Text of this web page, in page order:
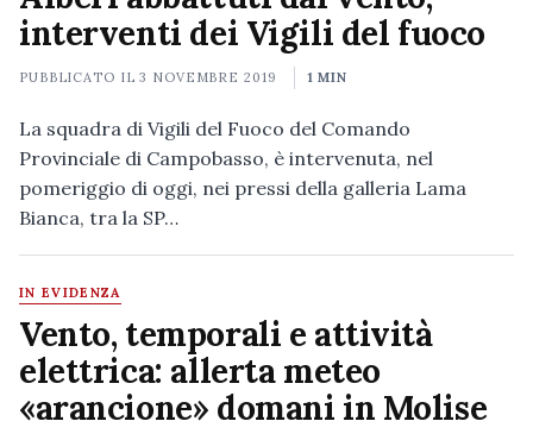
interventi dei Vigili del fuoco
PUBBLICATO IL3 NOVEMBRE 2019 1 MIN
La squadra di Vigili del Fuoco del Comando
Provinciale di Campobasso, è intervenuta, nel
pomeriggio di oggi, nei pressi della galleria Lama
Bianca, tra la SP…
IN EVIDENZA
Vento, temporali e attività
elettrica: allerta meteo
«arancione» domani in Molise